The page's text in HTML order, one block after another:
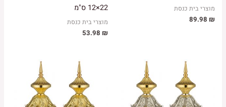
מוצרי בית כנסת
89.98 ₪
22×12 ס"מ
מוצרי בית כנסת
53.98 ₪